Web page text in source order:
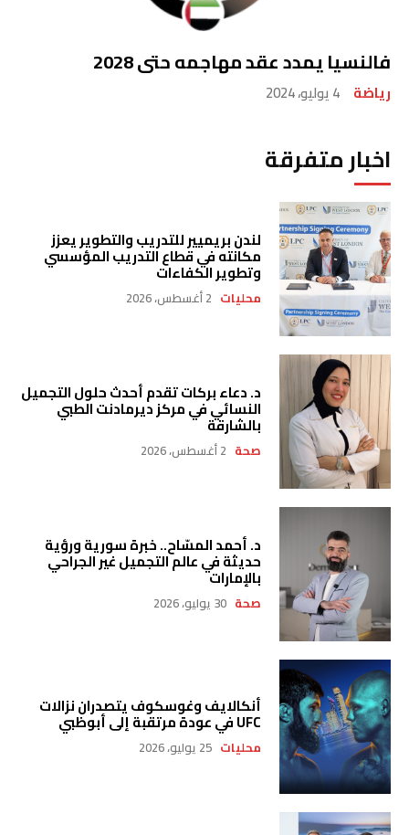
فالنسيا يمدد عقد مهاجمه حتى 2028
رياضة 4 يوليو، 2024
اخبار متفرقة
لندن بريميير للتدريب والتطوير يعزز
مكانته في قطاع التدريب المؤسسي
وتطوير الكفاءات
محليات 2 أغسطس، 2026
د. دعاء بركات تقدم أحدث حلول التجميل
النسائي في مركز ديرمادنت الطبي
بالشارقة
صحة 2 أغسطس، 2026
د. أحمد المسّاح.. خبرة سورية ورؤية
حديثة في عالم التجميل غير الجراحي
بالإمارات
صحة 30 يوليو، 2026
أنكالايف وغوسكوف يتصدران نزالات
UFC في عودة مرتقبة إلى أبوظبي
محليات 25 يوليو، 2026